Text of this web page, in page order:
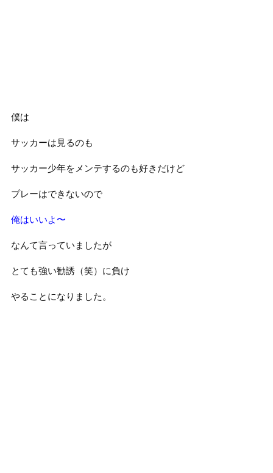
僕は
サッカーは見るのも
サッカー少年をメンテするのも好きだけど
プレーはできないので
俺はいいよ〜
なんて言っていましたが
とても強い勧誘（笑）に負け
やることになりました。